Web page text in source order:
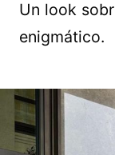
Un look
enigmático.